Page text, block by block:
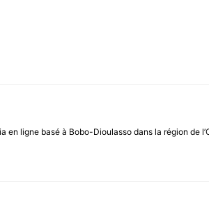
en ligne basé à Bobo-Dioulasso dans la région de